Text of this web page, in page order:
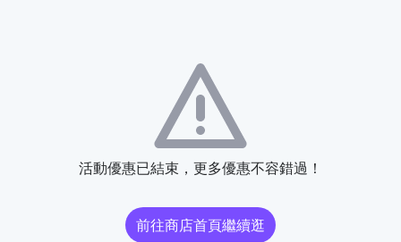
活動優惠已結束，更多優惠不容錯過！
前往商店首頁繼續逛